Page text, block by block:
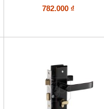
782.000 ₫